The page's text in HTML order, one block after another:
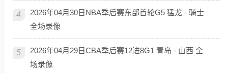
4
2026年04月30日NBA季后赛东部首轮G5 猛龙 - 骑士
全场录像
5
2026年04月29日CBA季后赛12进8G1 青岛 - 山西 全
场录像